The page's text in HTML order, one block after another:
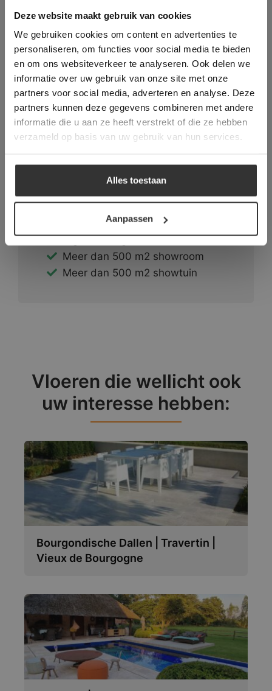
Deze website maakt gebruik van cookies
We gebruiken cookies om content en advertenties te
personaliseren, om functies voor social media te bieden
en om ons websiteverkeer te analyseren. Ook delen we
informatie over uw gebruik van onze site met onze
partners voor social media, adverteren en analyse. Deze
partners kunnen deze gegevens combineren met andere
informatie die u aan ze heeft verstrekt of die ze hebben
verzameld op basis van uw gebruik van hun services.
Alles toestaan
Aanpassen
Heuvel & van Duuren is handwerk. Wij
denken met u mee, maken een prijs op
basis van het leveradres en eventueel is
een prijs voor het legwerk ook direct op
te vragen.
OFFERTE AANVRAGEN
Trustpilot
Legwerk vanuit het
tegelzettersgilde
Meer dan 500 m2 showroom
Meer dan 500 m2 showtuin
Vloeren die wellicht ook
uw interesse hebben:
Bourgondische Dallen | Travertin |
Vieux de Bourgogne
This Cookie Banner was deleted and is no
longer working. Please contact the website
administrator.
Deze website gebruikt cookies om de
gebruikerservaring te verbeteren. Door
gebruik te maken van onze website geeft u
toestemming voor alle cookies in
overeenstemming met ons cookiebeleid.Lees
verder
ALLES ACCEPTEREN
ALLES AFWIJZEN
DETAILS WEERGEVEN